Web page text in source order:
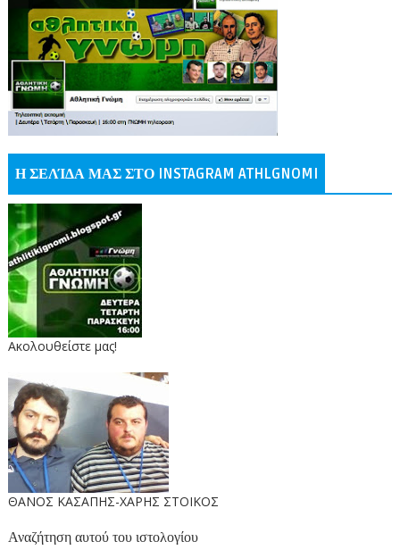
Η ΣΕΛΊΔΑ ΜΑΣ ΣΤΟ INSTAGRAM ATHLGNOMI
Ακολουθείστε μας!
ΘΑΝΟΣ ΚΑΣΑΠΗΣ-ΧΑΡΗΣ ΣΤΟΙΚΟΣ
Αναζήτηση αυτού του ιστολογίου